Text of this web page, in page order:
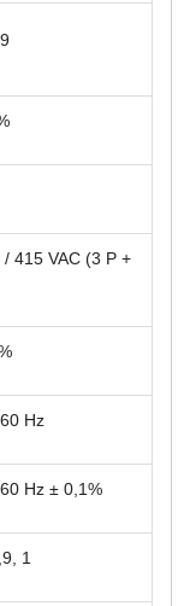
415 VAC (3 P +
Hz
Hz ± 0,1%
1